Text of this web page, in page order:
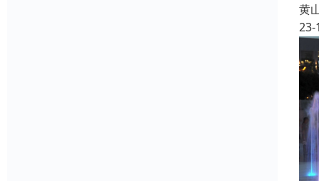
黄
23-